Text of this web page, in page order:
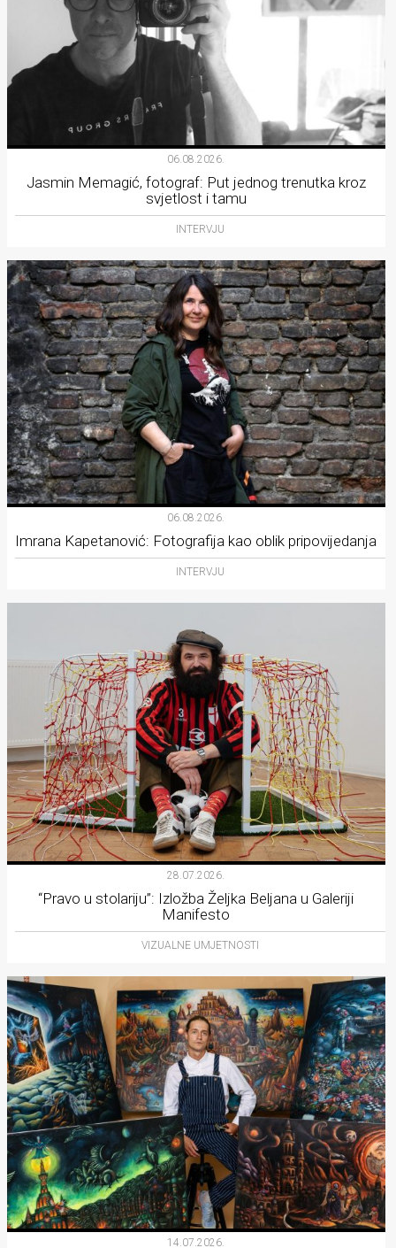
06.08.2026.
Jasmin Memagić, fotograf: Put jednog trenutka kroz
svjetlost i tamu
INTERVJU
06.08.2026.
Imrana Kapetanović: Fotografija kao oblik pripovijedanja
INTERVJU
28.07.2026.
“Pravo u stolariju”: Izložba Željka Beljana u Galeriji
Manifesto
VIZUALNE UMJETNOSTI
14.07.2026.